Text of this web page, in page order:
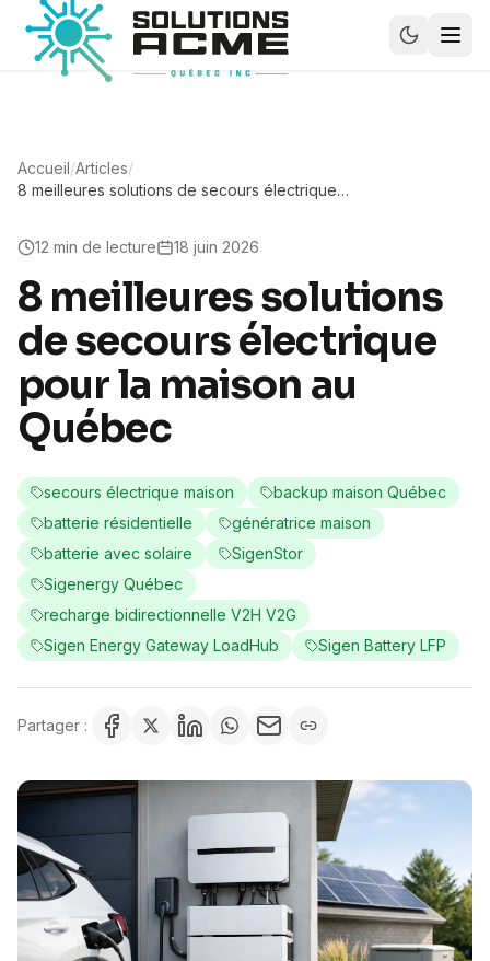
Accueil/Articles/
8 meilleures solutions de secours électrique
12 min de lecture 18 juin 2026
8 meilleures solutions
de secours électrique
pour la maison au
Québec
secours électrique maison
backup maison Québec
batterie résidentielle
génératrice maison
batterie avec solaire
SigenStor
Sigenergy Québec
recharge bidirectionnelle V2H V2G
Sigen Energy Gateway LoadHub
Sigen Battery LFP
Partager :